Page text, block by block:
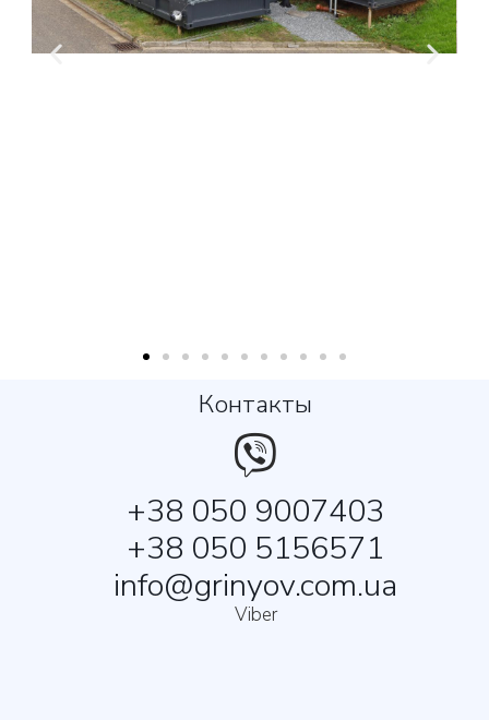
Контакты
+38 050 9007403
+38 050 5156571
info@grinyov.com.ua
Viber